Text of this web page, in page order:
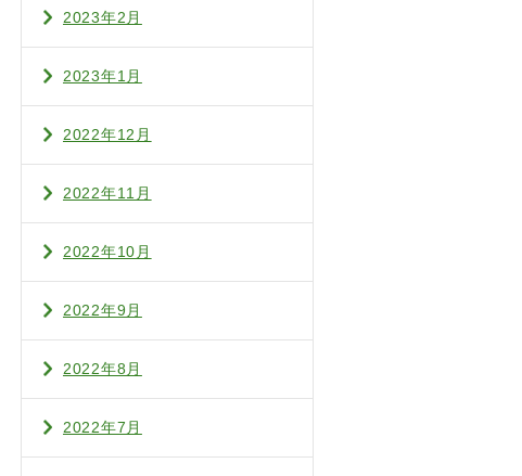
2023年2月
2023年1月
2022年12月
2022年11月
2022年10月
2022年9月
2022年8月
2022年7月